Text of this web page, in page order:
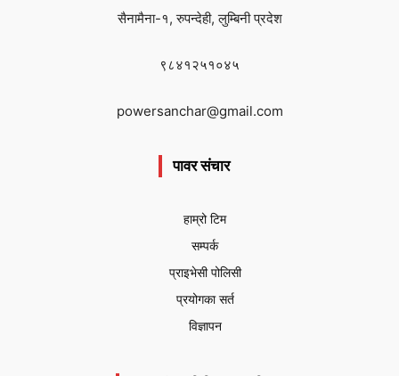
सैनामैना-१, रुपन्देही, लुम्बिनी प्रदेश
९८४१२५१०४५
powersanchar@gmail.com
पावर संचार
हाम्रो टिम
सम्पर्क
प्राइभेसी पोलिसी
प्रयोगका सर्त
विज्ञापन